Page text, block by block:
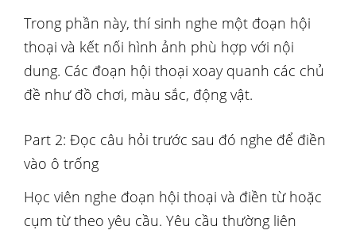
Trong phần này, thí sinh nghe một đoạn hội
thoại và kết nối hình ảnh phù hợp với nội
dung. Các đoạn hội thoại xoay quanh các chủ
đề như đồ chơi, màu sắc, động vật.
Part 2: Đọc câu hỏi trước sau đó nghe để điền
vào ô trống
Học viên nghe đoạn hội thoại và điền từ hoặc
cụm từ theo yêu cầu. Yêu cầu thường liên